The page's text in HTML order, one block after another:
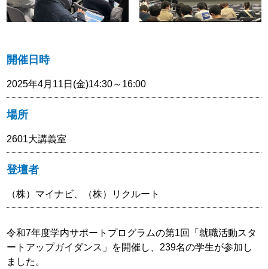
開催日時
2025年4月11日(金)14:30～16:00
場所
2601大講義室
登壇者
（株）マイナビ、（株）リクルート
令和7年度学内サポートプログラムの第1回「就職活動スタ
ートアップガイダンス」を開催し、239名の学生が参加し
ました。